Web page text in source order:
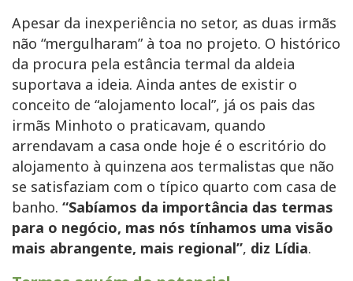
Apesar da inexperiência no setor, as duas irmãs
não “mergulharam” à toa no projeto. O histórico
da procura pela estância termal da aldeia
suportava a ideia. Ainda antes de existir o
conceito de “alojamento local”, já os pais das
irmãs Minhoto o praticavam, quando
arrendavam a casa onde hoje é o escritório do
alojamento à quinzena aos termalistas que não
se satisfaziam com o típico quarto com casa de
banho. “Sabíamos da importância das termas
para o negócio, mas nós tínhamos uma visão
mais abrangente, mais regional”, diz Lídia.